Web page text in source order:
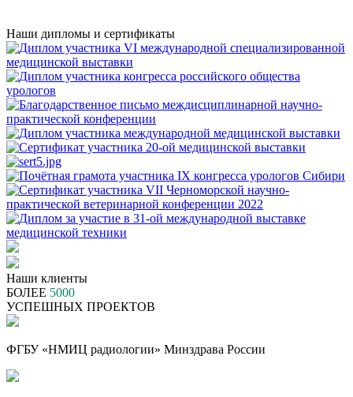
Наши дипломы и сертификаты
Наши клиенты
БОЛЕЕ 5000
УСПЕШНЫХ ПРОЕКТОВ
ФГБУ «НМИЦ радиологии» Минздрава России